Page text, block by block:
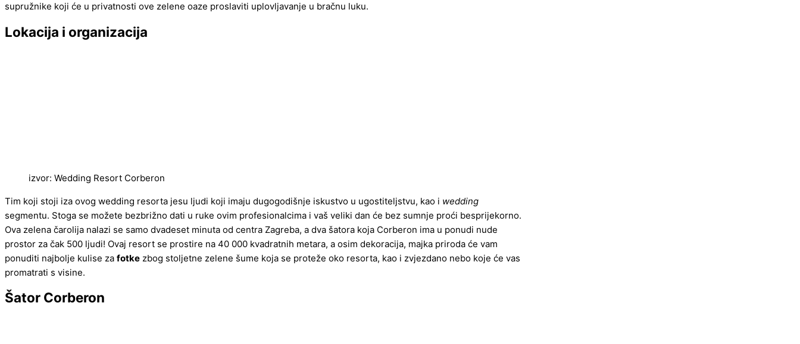
supružnike koji će u privatnosti ove zelene oaze proslaviti uplovljavanje u bračnu luku.
Lokacija i organizacija
izvor: Wedding Resort Corberon
Tim koji stoji iza ovog wedding resorta jesu ljudi koji imaju dugogodišnje iskustvo u ugostiteljstvu, kao i wedding
segmentu. Stoga se možete bezbrižno dati u ruke ovim profesionalcima i vaš veliki dan će bez sumnje proći besprijekorno.
Ova zelena čarolija nalazi se samo dvadeset minuta od centra Zagreba, a dva šatora koja Corberon ima u ponudi nude
prostor za čak 500 ljudi! Ovaj resort se prostire na 40 000 kvadratnih metara, a osim dekoracija, majka priroda će vam
ponuditi najbolje kulise za fotke zbog stoljetne zelene šume koja se proteže oko resorta, kao i zvjezdano nebo koje će vas
promatrati s visine.
Šator Corberon